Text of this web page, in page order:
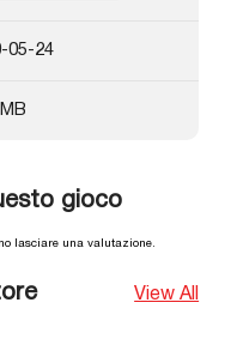
05-24
gioco
lasciare una valutazione.
View All